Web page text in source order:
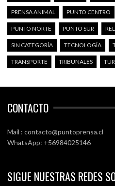
PRENSA ANIMAL PUNTO CENTRO
PUNTO NORTE PUNTO SUR
SIN CATEGORÍA TECNOLOGÍA
TRANSPORTE TRIBUNALES
CONTACTO
Mail : contacto@puntoprensa.cl
WhatsApp: +56984025146
SIGUE NUESTRAS REDES